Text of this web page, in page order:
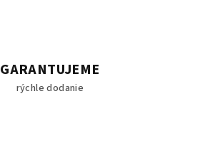
GARANTUJEME
rýchle dodanie